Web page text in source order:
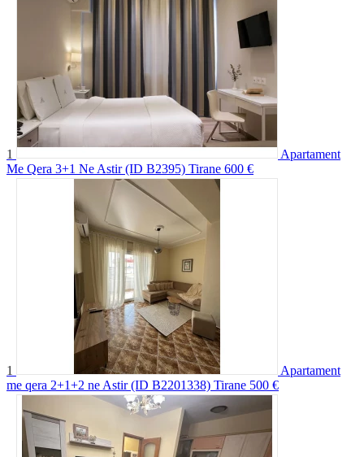
1
Apartament
Me Qera 3+1 Ne Astir (ID B2395) Tirane 600 €
1
Apartament
me qera 2+1+2 ne Astir (ID B2201338) Tirane 500 €